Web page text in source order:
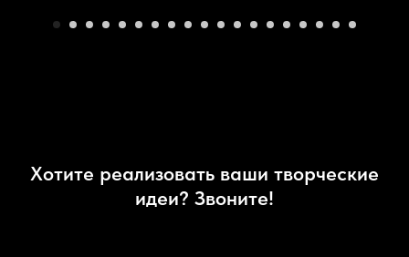
Хотите реализовать ваши творческие
идеи? Звоните!